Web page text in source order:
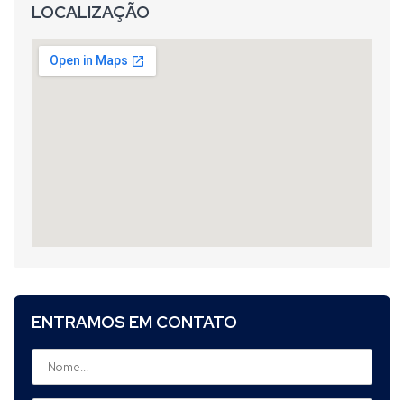
LOCALIZAÇÃO
ENTRAMOS EM CONTATO